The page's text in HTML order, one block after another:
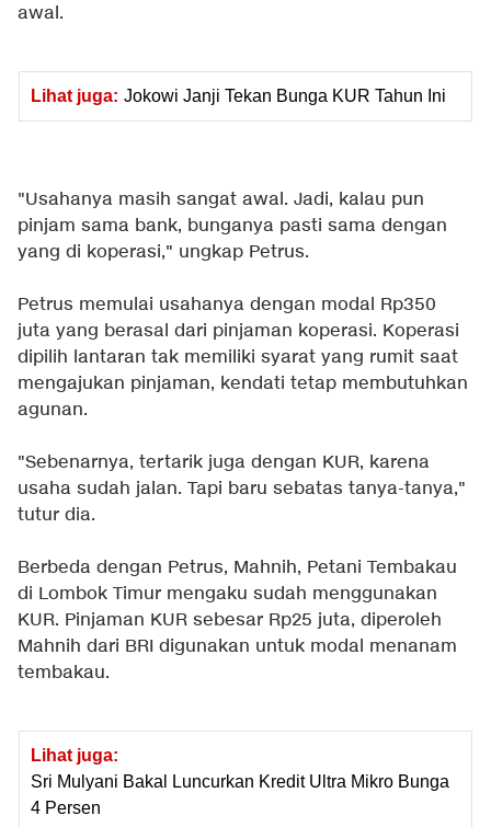
awal.
Lihat juga: Jokowi Janji Tekan Bunga KUR Tahun Ini
"Usahanya masih sangat awal. Jadi, kalau pun
pinjam sama bank, bunganya pasti sama dengan
yang di koperasi," ungkap Petrus.
Petrus memulai usahanya dengan modal Rp350
juta yang berasal dari pinjaman koperasi. Koperasi
dipilih lantaran tak memiliki syarat yang rumit saat
mengajukan pinjaman, kendati tetap membutuhkan
agunan.
"Sebenarnya, tertarik juga dengan KUR, karena
usaha sudah jalan. Tapi baru sebatas tanya-tanya,"
tutur dia.
Berbeda dengan Petrus, Mahnih, Petani Tembakau
di Lombok Timur mengaku sudah menggunakan
KUR. Pinjaman KUR sebesar Rp25 juta, diperoleh
Mahnih dari BRI digunakan untuk modal menanam
tembakau.
Lihat juga:
Sri Mulyani Bakal Luncurkan Kredit Ultra Mikro Bunga
4 Persen